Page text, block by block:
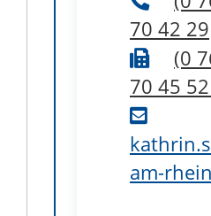
70 42 29
(0
70 45 52
am-